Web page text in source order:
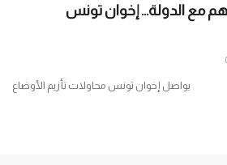
مع الدولة... إخوان تونس
يواصل إخوان تونس محاولات تأزيم الأوضاع